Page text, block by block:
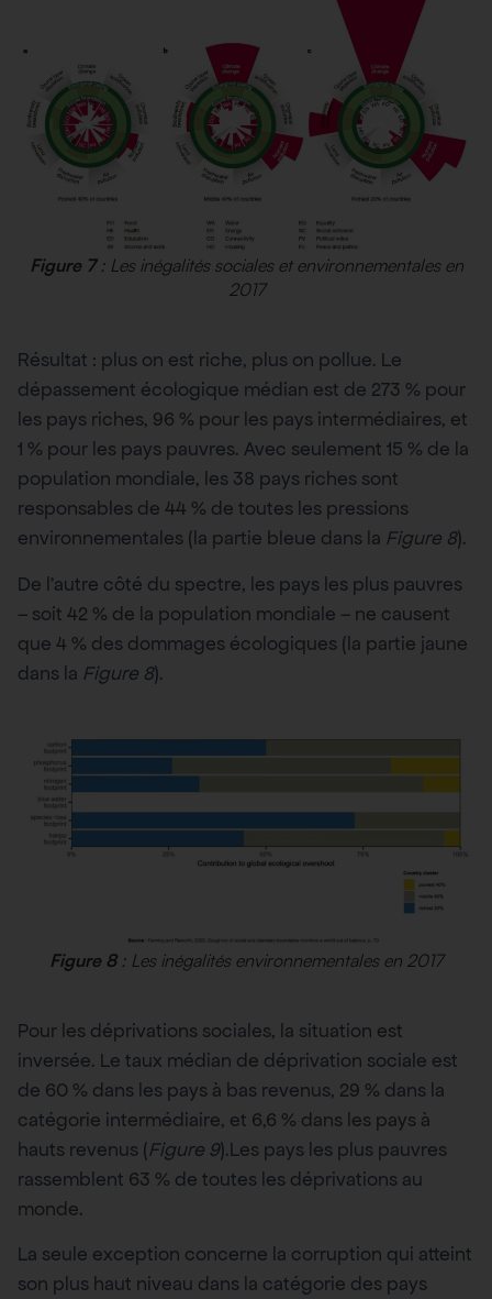
Figure 7: Les inégalités sociales et environnementales en
2017
Résultat : plus on est riche, plus on pollue. Le
dépassement écologique médian est de 273 % pour
les pays riches, 96 % pour les pays intermédiaires, et
1 % pour les pays pauvres. Avec seulement 15 % de la
population mondiale, les 38 pays riches sont
responsables de 44 % de toutes les pressions
environnementales (la partie bleue dans la Figure 8).
De l’autre côté du spectre, les pays les plus pauvres
– soit 42 % de la population mondiale – ne causent
que 4 % des dommages écologiques (la partie jaune
dans la Figure 8).
Figure 8: Les inégalités environnementales en 2017
Pour les déprivations sociales, la situation est
inversée. Le taux médian de déprivation sociale est
de 60 % dans les pays à bas revenus, 29 % dans la
catégorie intermédiaire, et 6,6 % dans les pays à
hauts revenus (Figure 9).Les pays les plus pauvres
rassemblent 63 % de toutes les déprivations au
monde.
La seule exception concerne la corruption qui atteint
son plus haut niveau dans la catégorie des pays